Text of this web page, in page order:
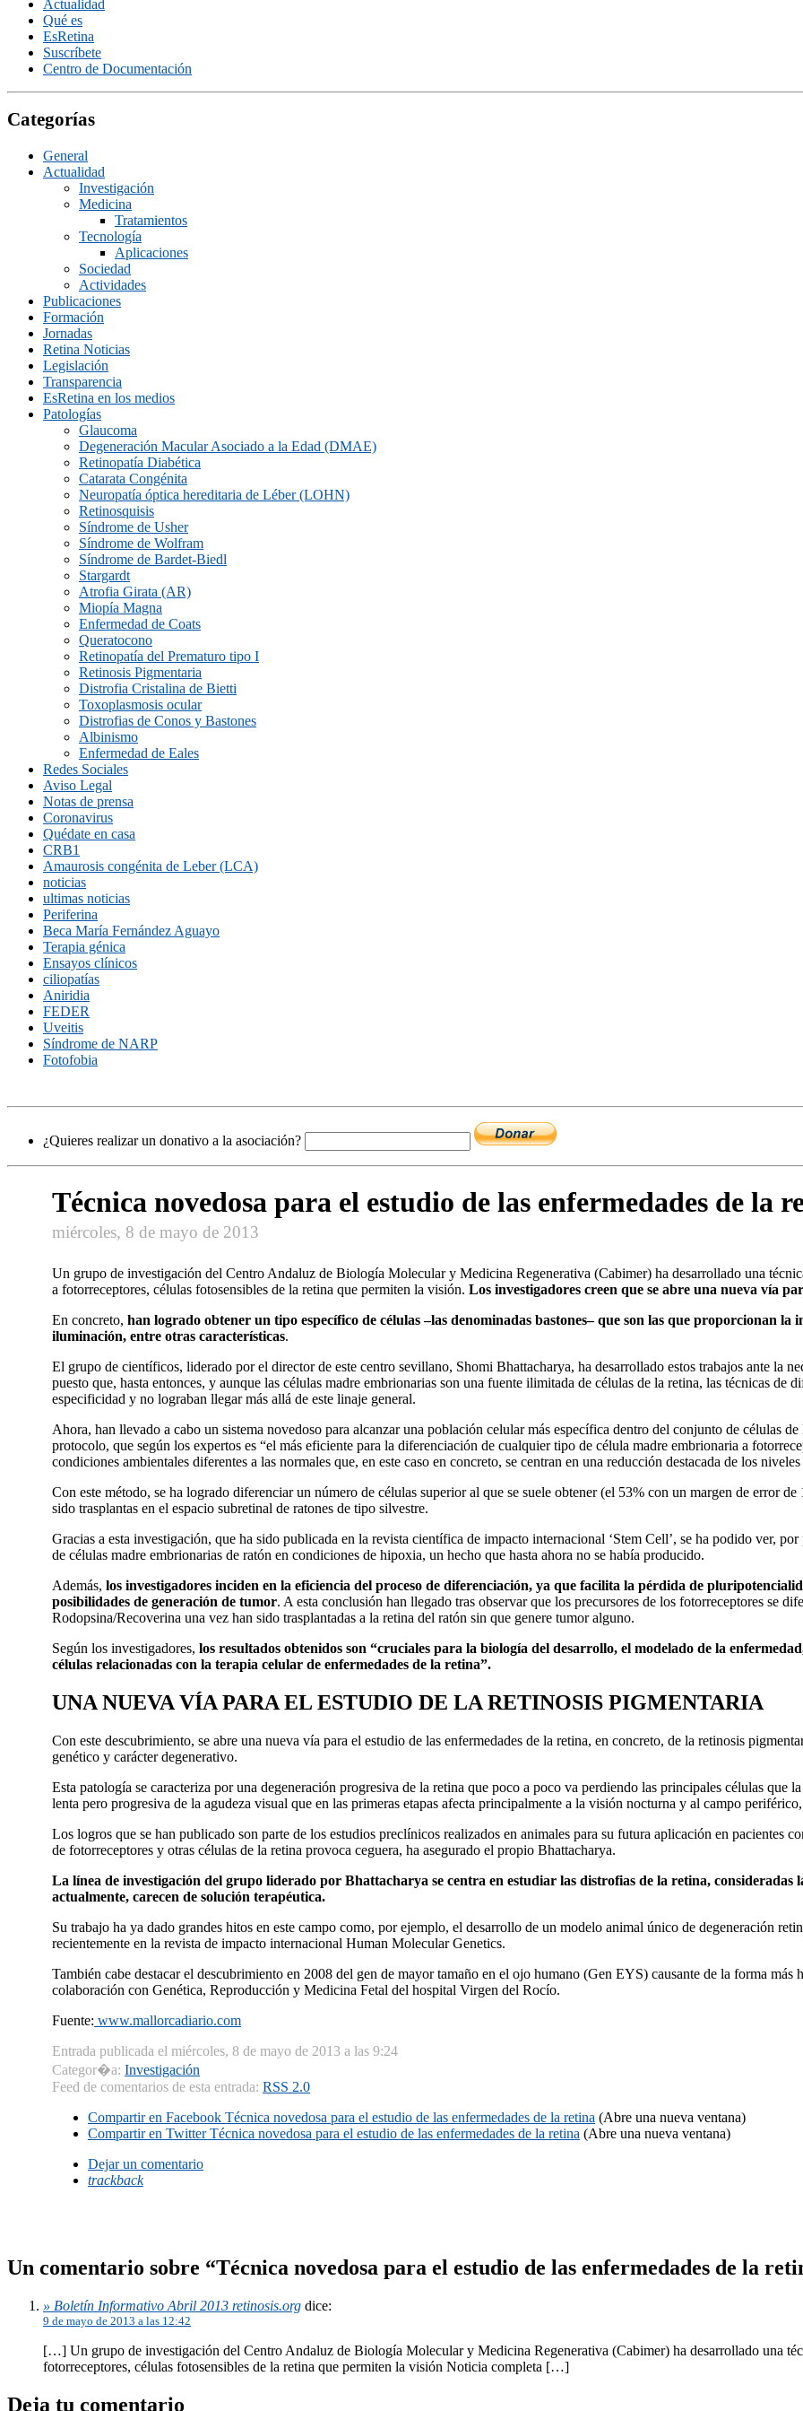
Actualidad
Qué es
EsRetina
Suscrí­bete
Centro de Documentación
Categorías
General
Actualidad
Investigación
Medicina
Tratamientos
Tecnologí­a
Aplicaciones
Sociedad
Actividades
Publicaciones
Formación
Jornadas
Retina Noticias
Legislación
Transparencia
EsRetina en los medios
Patologías
Glaucoma
Degeneración Macular Asociado a la Edad (DMAE)
Retinopatía Diabética
Catarata Congénita
Neuropatí­a óptica hereditaria de Léber (LOHN)
Retinosquisis
Síndrome de Usher
Síndrome de Wolfram
Síndrome de Bardet-Biedl
Stargardt
Atrofia Girata (AR)
Miopía Magna
Enfermedad de Coats
Queratocono
Retinopatí­a del Prematuro tipo I
Retinosis Pigmentaria
Distrofia Cristalina de Bietti
Toxoplasmosis ocular
Distrofias de Conos y Bastones
Albinismo
Enfermedad de Eales
Redes Sociales
Aviso Legal
Notas de prensa
Coronavirus
Quédate en casa
CRB1
Amaurosis congénita de Leber (LCA)
noticias
ultimas noticias
Periferina
Beca María Fernández Aguayo
Terapia génica
Ensayos clínicos
ciliopatías
Aniridia
FEDER
Uveitis
Síndrome de NARP
Fotofobia
¿Quieres realizar un donativo a la asociación?
Técnica novedosa para el estudio de las enfermedades de la
miércoles, 8 de mayo de 2013
Un grupo de investigación del Centro Andaluz de Biología Molecular y Medicina Regenerativa (Cabimer) ha desarrollado una
a fotorreceptores, células fotosensibles de la retina que permiten la visión. Los investigadores creen que se abre una nueva vía
En concreto, han logrado obtener un tipo específico de células –las denominadas bastones– que son las que proporcionan
iluminación, entre otras características.
El grupo de científicos, liderado por el director de este centro sevillano, Shomi Bhattacharya, ha desarrollado estos trabajos ante la
puesto que, hasta entonces, y aunque las células madre embrionarias son una fuente ilimitada de células de la retina, las técnicas de
especificidad y no lograban llegar más allá de este linaje general.
Ahora, han llevado a cabo un sistema novedoso para alcanzar una población celular más específica dentro del conjunto de células
protocolo, que según los expertos es “el más eficiente para la diferenciación de cualquier tipo de célula madre embrionaria a
condiciones ambientales diferentes a las normales que, en este caso en concreto, se centran en una reducción destacada de los
Con este método, se ha logrado diferenciar un número de células superior al que se suele obtener (el 53% con un margen de error
sido trasplantas en el espacio subretinal de ratones de tipo silvestre.
Gracias a esta investigación, que ha sido publicada en la revista científica de impacto internacional ‘Stem Cell’, se ha podido ver,
de células madre embrionarias de ratón en condiciones de hipoxia, un hecho que hasta ahora no se había producido.
Además, los investigadores inciden en la eficiencia del proceso de diferenciación, ya que facilita la pérdida de
posibilidades de generación de tumor. A esta conclusión han llegado tras observar que los precursores de los fotorreceptores se
Rodopsina/Recoverina una vez han sido trasplantadas a la retina del ratón sin que genere tumor alguno.
Según los investigadores, los resultados obtenidos son “cruciales para la biología del desarrollo, el modelado de la
células relacionadas con la terapia celular de enfermedades de la retina”.
UNA NUEVA VÍA PARA EL ESTUDIO DE LA RETINOSIS PIGMENTARIA
Con este descubrimiento, se abre una nueva vía para el estudio de las enfermedades de la retina, en concreto, de la retinosis
genético y carácter degenerativo.
Esta patología se caracteriza por una degeneración progresiva de la retina que poco a poco va perdiendo las principales células que
lenta pero progresiva de la agudeza visual que en las primeras etapas afecta principalmente a la visión nocturna y al campo
Los logros que se han publicado son parte de los estudios preclínicos realizados en animales para su futura aplicación en pacientes
de fotorreceptores y otras células de la retina provoca ceguera, ha asegurado el propio Bhattacharya.
La línea de investigación del grupo liderado por Bhattacharya se centra en estudiar las distrofias de la retina, consideradas
actualmente, carecen de solución terapéutica.
Su trabajo ha ya dado grandes hitos en este campo como, por ejemplo, el desarrollo de un modelo animal único de degeneración
recientemente en la revista de impacto internacional Human Molecular Genetics.
También cabe destacar el descubrimiento en 2008 del gen de mayor tamaño en el ojo humano (Gen EYS) causante de la forma más
colaboración con Genética, Reproducción y Medicina Fetal del hospital Virgen del Rocío.
Fuente: www.mallorcadiario.com
Entrada publicada el miércoles, 8 de mayo de 2013 a las 9:24
Categor�a: Investigación
Feed de comentarios de esta entrada: RSS 2.0
Compartir en Facebook Técnica novedosa para el estudio de las enfermedades de la retina (Abre una nueva ventana)
Compartir en TwitterTécnica novedosa para el estudio de las enfermedades de la retina (Abre una nueva ventana)
Dejar un comentario
trackback
Un comentario sobre “Técnica novedosa para el estudio de las enfermedades de la
» Boletín Informativo Abril 2013 retinosis.org dice:
9 de mayo de 2013 a las 12:42
[…] Un grupo de investigación del Centro Andaluz de Biología Molecular y Medicina Regenerativa (Cabimer) ha desarrollado una
fotorreceptores, células fotosensibles de la retina que permiten la visión Noticia completa […]
Deja tu comentario